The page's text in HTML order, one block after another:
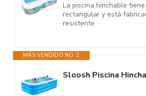
La piscina hinchable
rectangular y está
resistente
MÁS VENDIDO NO. 2